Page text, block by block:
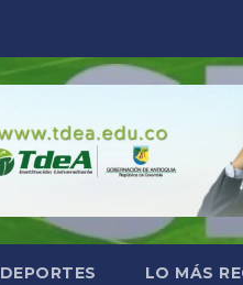
DEPORTES LO MÁS